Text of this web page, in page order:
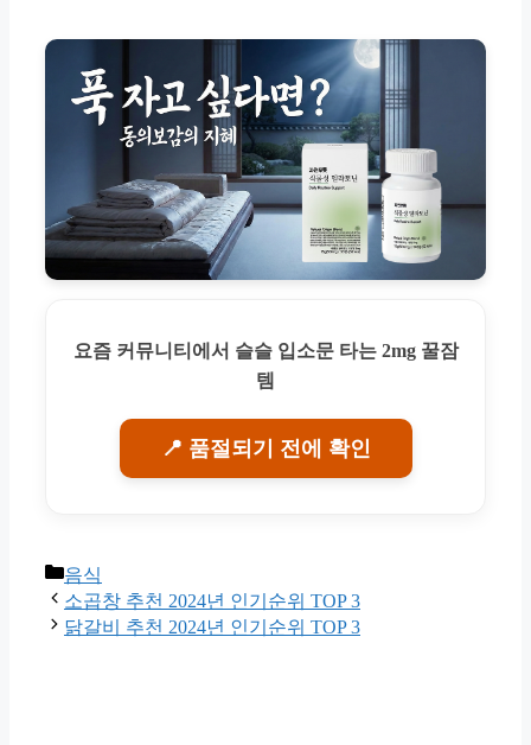
요즘 커뮤니티에서 슬슬 입소문 타는 2mg 꿀잠
템
📍 품절되기 전에 확인
Categories
음식
소곱창 추천 2024년 인기순위 TOP 3
닭갈비 추천 2024년 인기순위 TOP 3